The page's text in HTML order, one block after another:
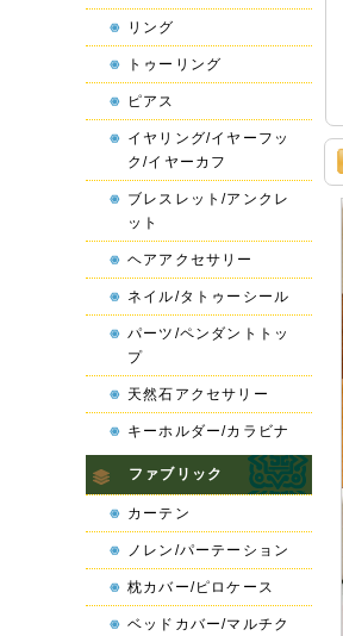
リング
トゥーリング
ピアス
イヤリング/イヤーフッ
ク/イヤーカフ
ブレスレット/アンクレ
ット
ヘアアクセサリー
ネイル/タトゥーシール
パーツ/ペンダントトッ
プ
天然石アクセサリー
キーホルダー/カラビナ
ファブリック
カーテン
ノレン/パーテーション
枕カバー/ピロケース
ベッドカバー/マルチク